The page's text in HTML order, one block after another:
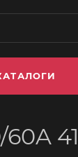
60A